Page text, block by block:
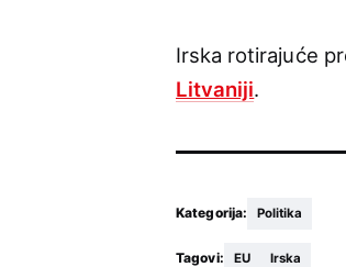
Irska rotirajuće
Litvaniji.
Kategorija: Politika
Tagovi: EU Irska